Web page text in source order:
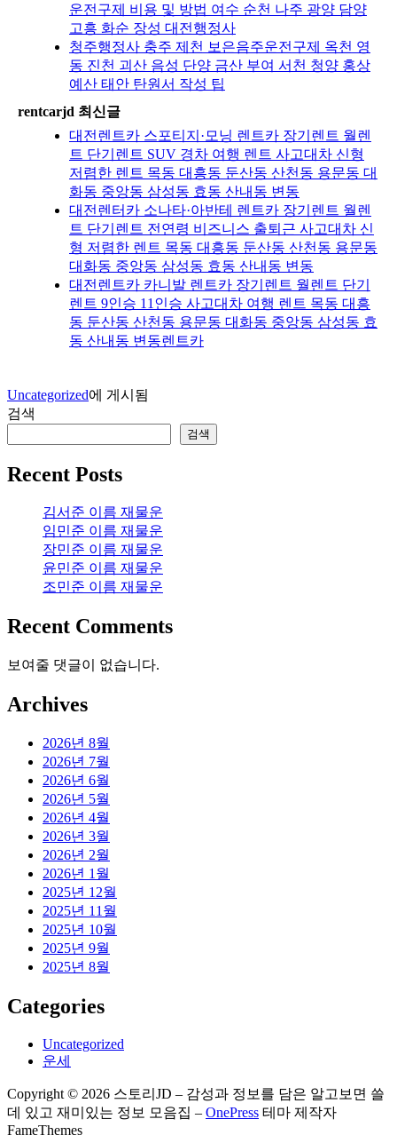
운전구제 비용 및 방법 여수 순천 나주 광양 담양
고흥 화순 장성 대전행정사
청주행정사 충주 제천 보은음주운전구제 옥천 영
동 진천 괴산 음성 단양 금산 부여 서천 청양 홍상
예산 태안 탄원서 작성 팁
rentcarjd 최신글
대전렌트카 스포티지·모닝 렌트카 장기렌트 월렌
트 단기렌트 SUV 경차 여행 렌트 사고대차 신형
저렴한 렌트 목동 대흥동 둔산동 산천동 용문동 대
화동 중앙동 삼성동 효동 산내동 변동
대전렌터카 소나타·아반테 렌트카 장기렌트 월렌
트 단기렌트 전연령 비즈니스 출퇴근 사고대차 신
형 저렴한 렌트 목동 대흥동 둔산동 산천동 용문동
대화동 중앙동 삼성동 효동 산내동 변동
대전렌트카 카니발 렌트카 장기렌트 월렌트 단기
렌트 9인승 11인승 사고대차 여행 렌트 목동 대흥
동 둔산동 산천동 용문동 대화동 중앙동 삼성동 효
동 산내동 변동렌트카
Uncategorized에 게시됨
검색
검색
Recent Posts
김서준 이름 재물운
임민준 이름 재물운
장민준 이름 재물운
윤민준 이름 재물운
조민준 이름 재물운
Recent Comments
보여줄 댓글이 없습니다.
Archives
2026년 8월
2026년 7월
2026년 6월
2026년 5월
2026년 4월
2026년 3월
2026년 2월
2026년 1월
2025년 12월
2025년 11월
2025년 10월
2025년 9월
2025년 8월
Categories
Uncategorized
운세
Copyright © 2026 스토리JD – 감성과 정보를 담은 알고보면 쓸
데 있고 재미있는 정보 모음집 – OnePress 테마 제작자
FameThemes